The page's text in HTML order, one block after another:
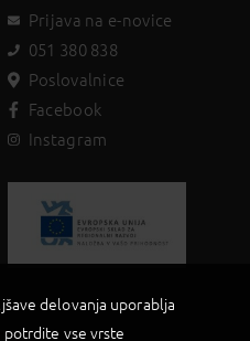
Prijava na e-novice
051 380 838
Poslovalnice
Facebook
Instagram
delovanja uporablja
potrdite vse vrste